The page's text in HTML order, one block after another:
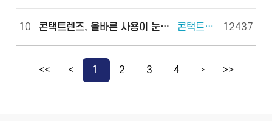
10 콘택트렌즈, 올바른 사용이 눈 건강을 지킵니다! 콘택트렌즈 외 2건 12437
<< < 1 2 3 4 > >>